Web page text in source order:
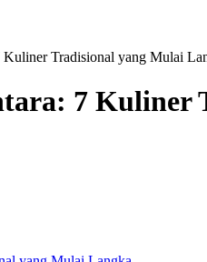
Kuliner Tradisional yang Mulai
7 Kuliner